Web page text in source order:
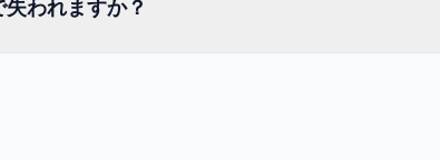
われますか？